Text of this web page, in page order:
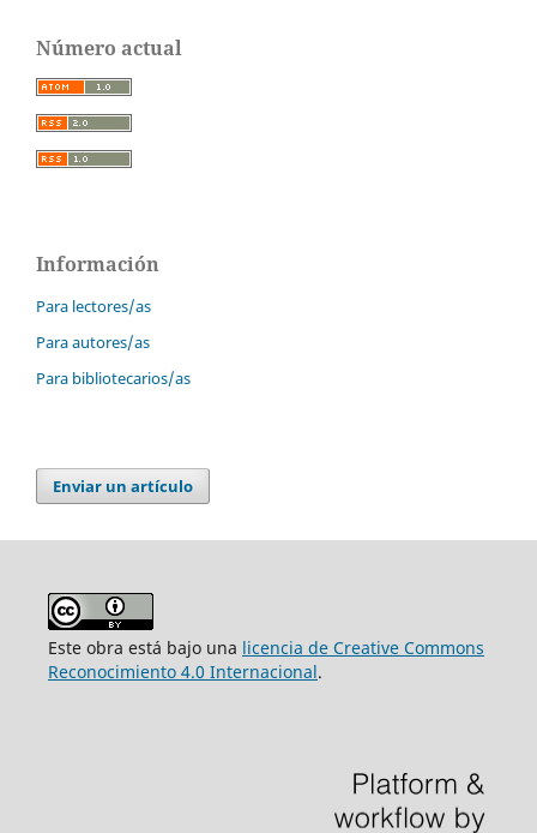
Número actual
Información
Para lectores/as
Para autores/as
Para bibliotecarios/as
Enviar un artículo
Este obra está bajo una licencia de Creative Commons
Reconocimiento 4.0 Internacional.